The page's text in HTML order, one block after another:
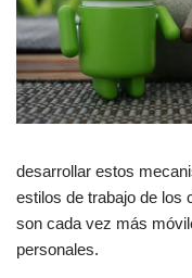
desarrollar estos
estilos de trabajo de los
son cada vez más
personales.